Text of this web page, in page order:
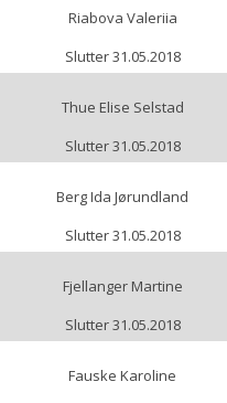
Riabova Valeriia
Slutter 31.05.2018
Thue Elise Selstad
Slutter 31.05.2018
Berg Ida Jørundland
Slutter 31.05.2018
Fjellanger Martine
Slutter 31.05.2018
Fauske Karoline